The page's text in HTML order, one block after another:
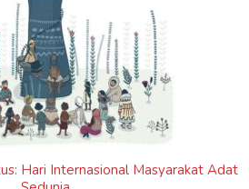
Hari Internasional Masyarakat Adat